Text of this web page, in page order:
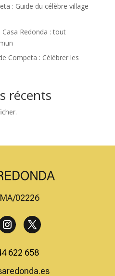
: Guide du célèbre village
Redonda : tout
Competa : Célébrer les
récents
02226
622 658